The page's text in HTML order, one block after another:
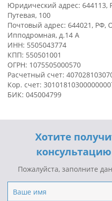
Юридический адрес: 644113,
Путевая, 100
Почтовый адрес: 644021, РФ,
Ипподромная, д.14 А
ИНН: 5505043774
КПП: 550501001
ОГРН: 1075505000570
Расчетный счет:
Кор. счет:
БИК: 045004799
Хотите
Пожалуйста, заполните